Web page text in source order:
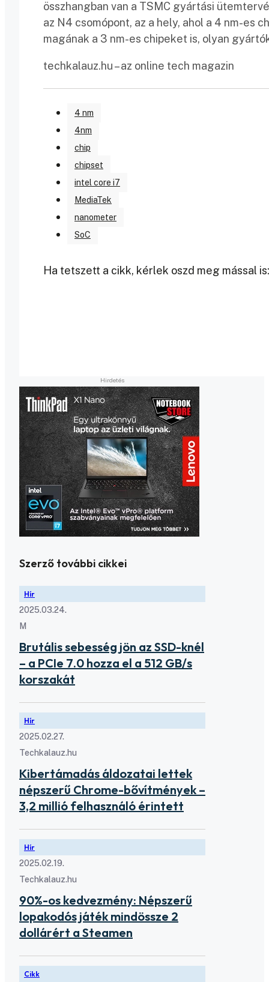
összhangban van a TSMC gyártási
az N4 csomópont, az a hely, ahol a 4 nm-es
magának a 3 nm-es chipeket is, olyan
techkalauz.hu – az online tech magazin
4 nm
4nm
chip
chipset
intel core i7
MediaTek
nanometer
SoC
Ha tetszett a cikk, kérlek oszd meg mással is:
Szerző további cikkei
Hír
2025.03.24.
M
Brutális sebesség jön az SSD-knél
– a PCIe 7.0 hozza el a 512 GB/s
korszakát
Hír
2025.02.27.
Techkalauz.hu
Kibertámadás áldozatai lettek
népszerű Chrome-bővítmények –
3,2 millió felhasználó érintett
Hír
2025.02.19.
Techkalauz.hu
90%-os kedvezmény: Népszerű
lopakodós játék mindössze 2
dollárért a Steamen
Cikk